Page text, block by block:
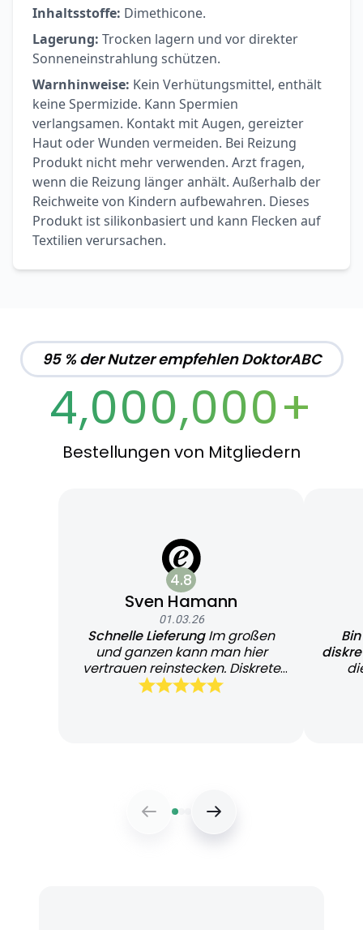
Inhaltsstoffe: Dimethicone.
Lagerung: Trocken lagern und vor direkter
Sonneneinstrahlung schützen.
Warnhinweise: Kein Verhütungsmittel, enthält
keine Spermizide. Kann Spermien
verlangsamen. Kontakt mit Augen, gereizter
Haut oder Wunden vermeiden. Bei Reizung
Produkt nicht mehr verwenden. Arzt fragen,
wenn die Reizung länger anhält. Außerhalb der
Reichweite von Kindern aufbewahren. Dieses
Produkt ist silikonbasiert und kann Flecken auf
Textilien verursachen.
95 % der Nutzer empfehlen DoktorABC
4,000,000+
Bestellungen von Mitgliedern
4.8
Sven Hamann
01.03.26
Schnelle LieferungIm großen
und ganzen kann man hier
vertrauen reinstecken. Diskrete
und schnelle Lieferung